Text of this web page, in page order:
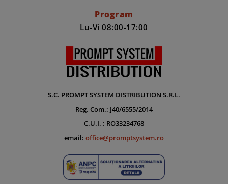
Program
Lu-Vi 08:00-17:00
S.C. PROMPT SYSTEM DISTRIBUTION S.R.L.
Reg. Com.: J40/6555/2014
C.U.I. : RO33234768
email: office@promptsystem.ro